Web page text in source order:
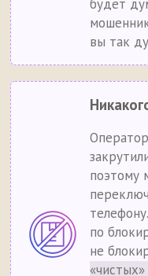
будет
вы так
поэтому
по
не